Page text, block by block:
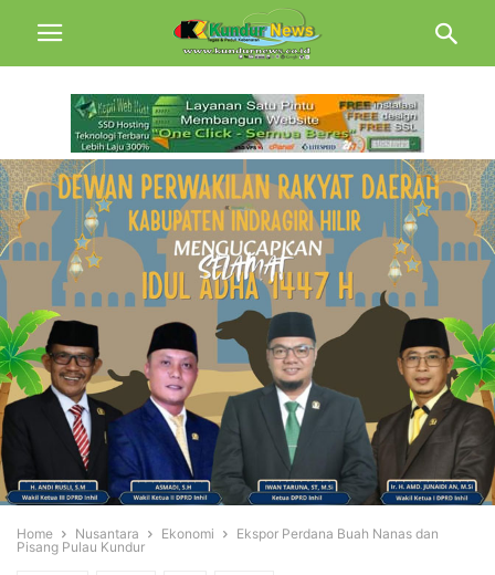
Home Nusantara Ekonomi
Ekspor Perdana Buah Nanas dan
Pisang Pulau Kundur